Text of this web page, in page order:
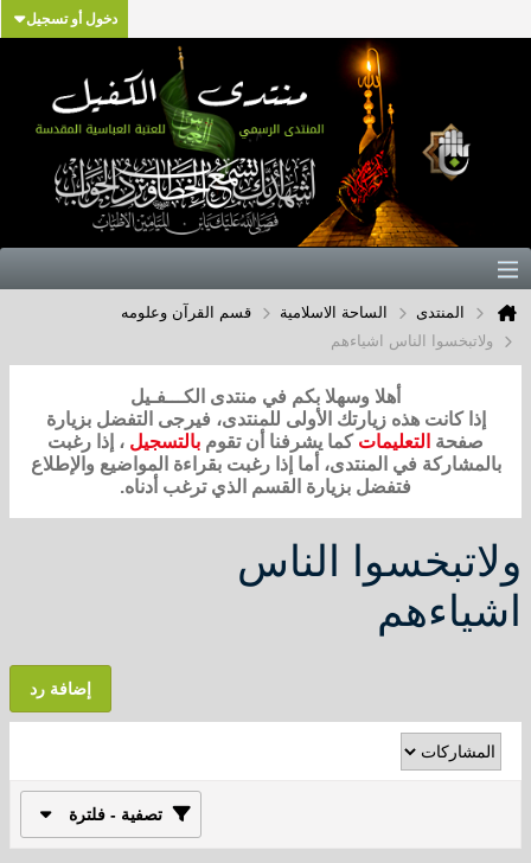
دخول أو تسجيل
المنتدى الساحة الاسلامية
قسم القرآن وعلومه
ولاتبخسوا الناس اشياءهم
أهلا وسهلا بكم في منتدى الكـــفـيل
إذا كانت هذه زيارتك الأولى للمنتدى، فيرجى التفضل بزيارة
صفحة التعليمات كما يشرفنا أن تقوم بالتسجيل ، إذا رغبت
بالمشاركة في المنتدى، أما إذا رغبت بقراءة المواضيع والإطلاع
فتفضل بزيارة القسم الذي ترغب أدناه.
ولاتبخسوا الناس
اشياءهم
إضافة رد
تصفية - فلترة